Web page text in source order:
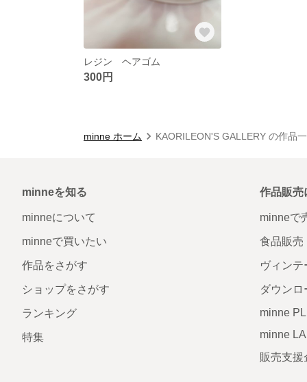
レジン ヘアゴム
300円
minne ホーム KAORILEON'S GALLERY の作品
minneを知る
minneについて
minneで買いたい
作品をさがす
ショップをさがす
ランキング
特集
作品販売
minneで
食品販売
ヴィンテ
ダウンロ
minne
minne
販売支援